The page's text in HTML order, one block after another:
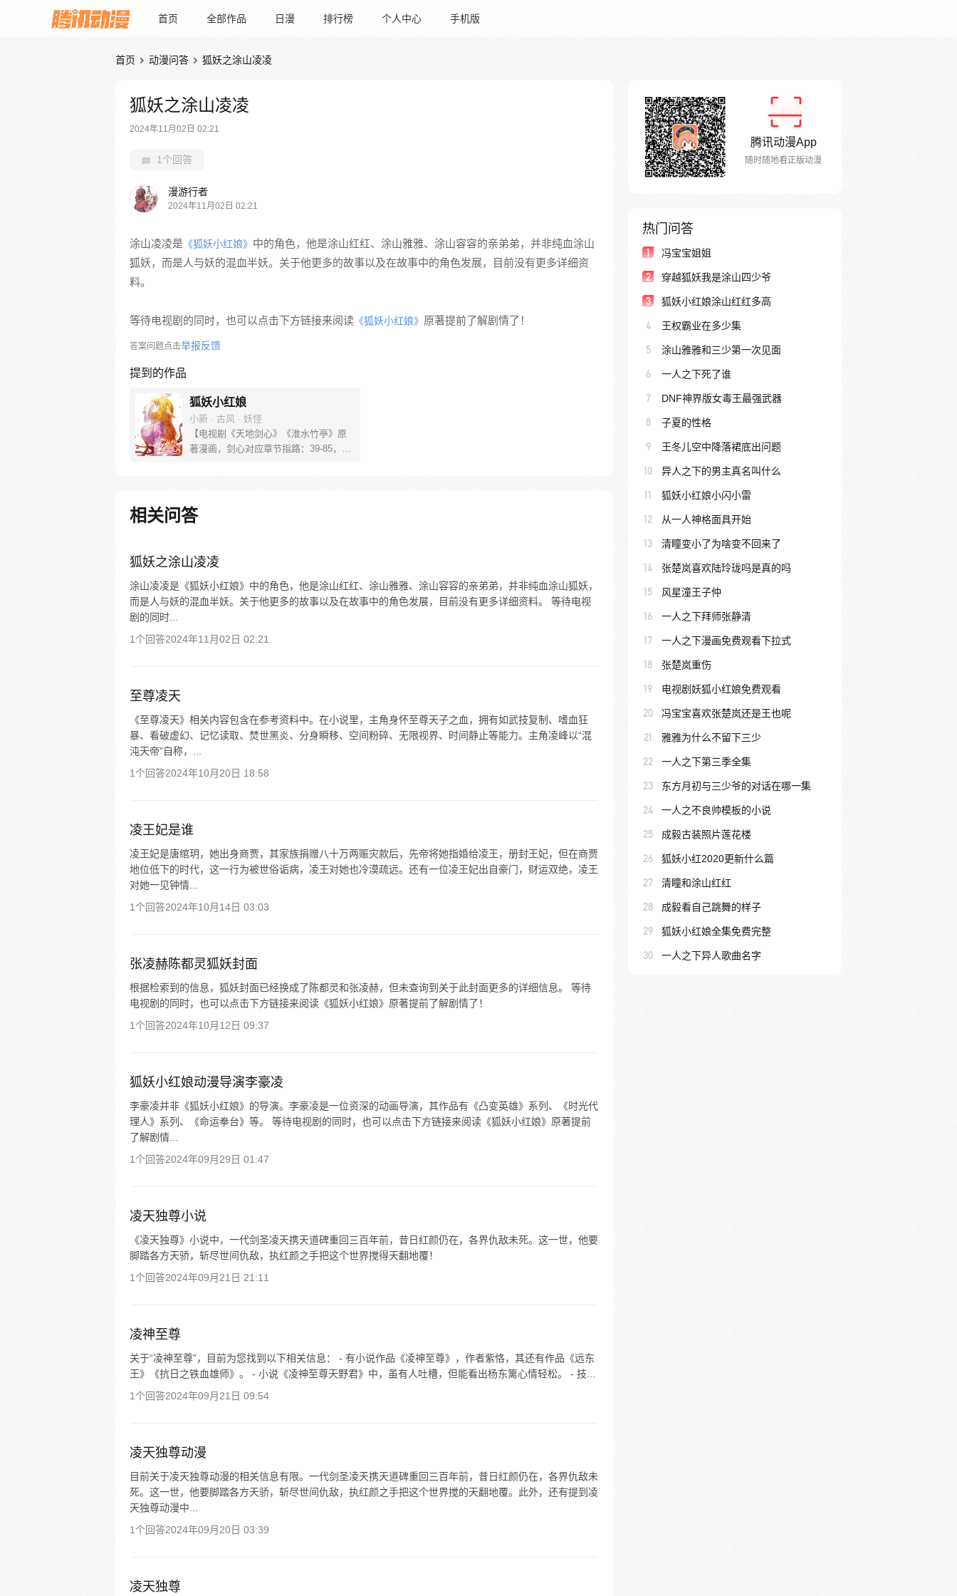
首页 全部作品 日漫 排行榜 个人中心 手机版
首页  动漫问答  狐妖之涂山凌凌
狐妖之涂山凌凌
2024年11月02日 02:21
1个回答
漫游行者
2024年11月02日 02:21
涂山凌凌是 《狐妖小红娘》 中的角色，他是涂山红红、涂山雅雅、涂山容容的亲弟弟，并非纯血涂山
狐妖，而是人与妖的混血半妖。关于他更多的故事以及在故事中的角色发展，目前没有更多详细资
料。
等待电视剧的同时，也可以点击下方链接来阅读 《狐妖小红娘》 原著提前了解剧情了！
答案问题点击举报反馈
提到的作品
狐妖小红娘
小新 · 古风 · 妖怪
【电视剧《天地剑心》《淮水竹亭》原
著漫画，剑心对应章节指路：39-85，淮
新。）
相关问答
狐妖之涂山凌凌
涂山凌凌是《狐妖小红娘》中的角色，他是涂山红红、涂山雅雅、涂山容容的亲弟弟，并非纯血涂山狐妖，
而是人与妖的混血半妖。关于他更多的故事以及在故事中的角色发展，目前没有更多详细资料。 等待电视
剧的同时...
1个回答2024年11月02日 02:21
至尊凌天
《至尊凌天》相关内容包含在参考资料中。在小说里，主角身怀至尊天子之血，拥有如武技复制、嗜血狂
暴、看破虚幻、记忆读取、焚世黑炎、分身瞬移、空间粉碎、无限视界、时间静止等能力。主角凌峰以“混
沌天帝”自称，...
1个回答2024年10月20日 18:58
凌王妃是谁
凌王妃是唐绾玥，她出身商贾，其家族捐赠八十万两赈灾款后，先帝将她指婚给凌王，册封王妃，但在商贾
地位低下的时代，这一行为被世俗诟病，凌王对她也冷漠疏远。还有一位凌王妃出自豪门，财运双绝，凌王
对她一见钟情...
1个回答2024年10月14日 03:03
张凌赫陈都灵狐妖封面
根据检索到的信息，狐妖封面已经换成了陈都灵和张凌赫，但未查询到关于此封面更多的详细信息。 等待
电视剧的同时，也可以点击下方链接来阅读《狐妖小红娘》原著提前了解剧情了！
1个回答2024年10月12日 09:37
狐妖小红娘动漫导演李豪凌
李豪凌并非《狐妖小红娘》的导演。李豪凌是一位资深的动画导演，其作品有《凸变英雄》系列、《时光代
理人》系列、《命运拳台》等。 等待电视剧的同时，也可以点击下方链接来阅读《狐妖小红娘》原著提前
了解剧情...
1个回答2024年09月29日 01:47
凌天独尊小说
《凌天独尊》小说中，一代剑圣凌天携天道碑重回三百年前，昔日红颜仍在，各界仇敌未死。这一世，他要
脚踏各方天骄，斩尽世间仇敌，执红颜之手把这个世界搅得天翻地覆！
1个回答2024年09月21日 21:11
凌神至尊
关于“凌神至尊”，目前为您找到以下相关信息： - 有小说作品《凌神至尊》，作者紫恪，其还有作品《远东
王》《抗日之铁血雄师》。 - 小说《凌神至尊天野君》中，虽有人吐槽，但能看出杨东篱心情轻松。 - 技...
1个回答2024年09月21日 09:54
凌天独尊动漫
目前关于凌天独尊动漫的相关信息有限。一代剑圣凌天携天道碑重回三百年前，昔日红颜仍在，各界仇敌未
死。这一世，他要脚踏各方天骄，斩尽世间仇敌，执红颜之手把这个世界搅的天翻地覆。此外，还有提到凌
天独尊动漫中...
1个回答2024年09月20日 03:39
凌天独尊
腾讯动漫App
随时随地看正版动漫
热门问答
1 冯宝宝姐姐
2 穿越狐妖我是涂山四少爷
3 狐妖小红娘涂山红红多高
4 王权霸业在多少集
5 涂山雅雅和三少第一次见面
6 一人之下死了谁
7 DNF神界版女毒王最强武器
8 子夏的性格
9 王冬儿空中降落裙底出问题
10 异人之下的男主真名叫什么
11 狐妖小红娘小闪小雷
12 从一人神格面具开始
13 清瞳变小了为啥变不回来了
14 张楚岚喜欢陆玲珑吗是真的吗
15 风星潼王子仲
16 一人之下拜师张静清
17 一人之下漫画免费观看下拉式
18 张楚岚重伤
19 电视剧妖狐小红娘免费观看
20 冯宝宝喜欢张楚岚还是王也呢
21 雅雅为什么不留下三少
22 一人之下第三季全集
23 东方月初与三少爷的对话在哪一集
24 一人之不良帅模板的小说
25 成毅古装照片莲花楼
26 狐妖小红2020更新什么篇
27 清瞳和涂山红红
28 成毅看自己跳舞的样子
29 狐妖小红娘全集免费完整
30 一人之下异人歌曲名字